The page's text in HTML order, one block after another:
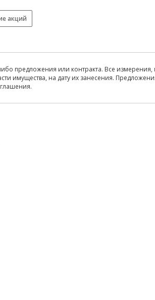
акций
предложения или контракта. Все
имущества, на дату их занесения.